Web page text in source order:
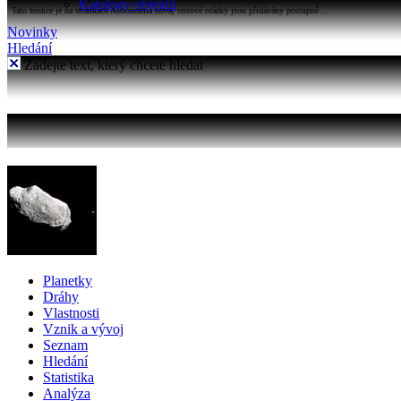
Katalogy objektů
Tato funkce je na stránkách Astronomia nová, testové otázky jsou přidávány postupně...
Novinky
Hledání
Zadejte text, který chcete hledat
Planetky
Dráhy
Vlastnosti
Vznik a vývoj
Seznam
Hledání
Statistika
Analýza